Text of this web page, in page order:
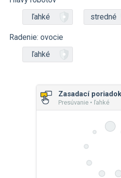
ľahké
stredné
Radenie: ovocie
ľahké
Zasadací poriadok
Presúvanie • ľahké